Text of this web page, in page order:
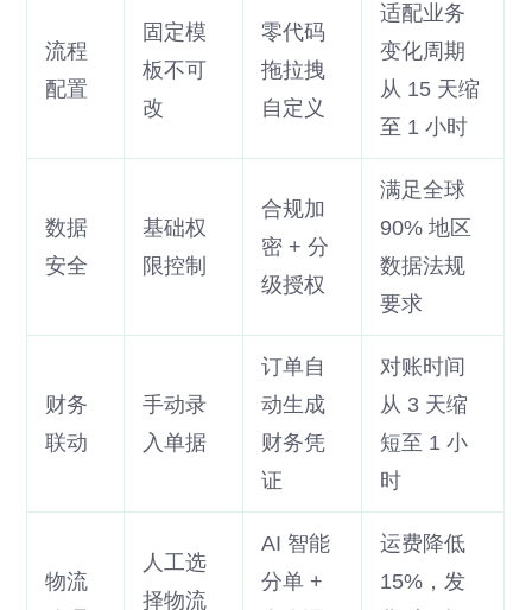
流程
配置
固定模
板不可
改
零代码
拖拉拽
自定义
适配业务
变化周期
从 15 天缩
至 1 小时
数据
安全
基础权
限控制
合规加
密 + 分
级授权
满足全球
90% 地区
数据法规
要求
财务
联动
手动录
入单据
订单自
动生成
财务凭
证
对账时间
从 3 天缩
短至 1 小
时
物流
人工选
择物流
AI 智能
分单 +
运费降低
15%，发